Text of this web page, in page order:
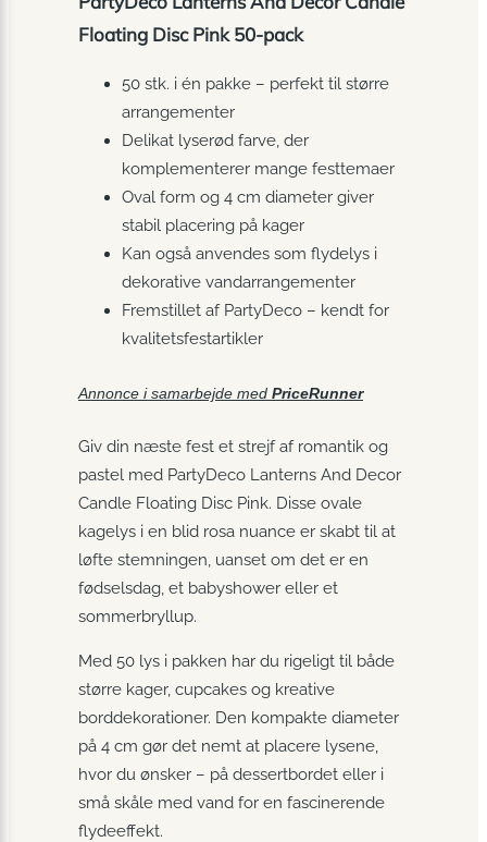
Floating Disc Pink 50-pack
50 stk. i én pakke – perfekt til større
arrangementer
Delikat lyserød farve, der
komplementerer mange festtemaer
Oval form og 4 cm diameter giver
stabil placering på kager
Kan også anvendes som flydelys i
dekorative vandarrangementer
Fremstillet af PartyDeco – kendt for
kvalitetsfestartikler
Annonce i samarbejde med PriceRunner
Giv din næste fest et strejf af romantik og
pastel med PartyDeco Lanterns And Decor
Candle Floating Disc Pink. Disse ovale
kagelys i en blid rosa nuance er skabt til at
løfte stemningen, uanset om det er en
fødselsdag, et babyshower eller et
sommerbryllup.
Med 50 lys i pakken har du rigeligt til både
større kager, cupcakes og kreative
borddekorationer. Den kompakte diameter
på 4 cm gør det nemt at placere lysene,
hvor du ønsker – på dessertbordet eller i
små skåle med vand for en fascinerende
flydeeffekt.